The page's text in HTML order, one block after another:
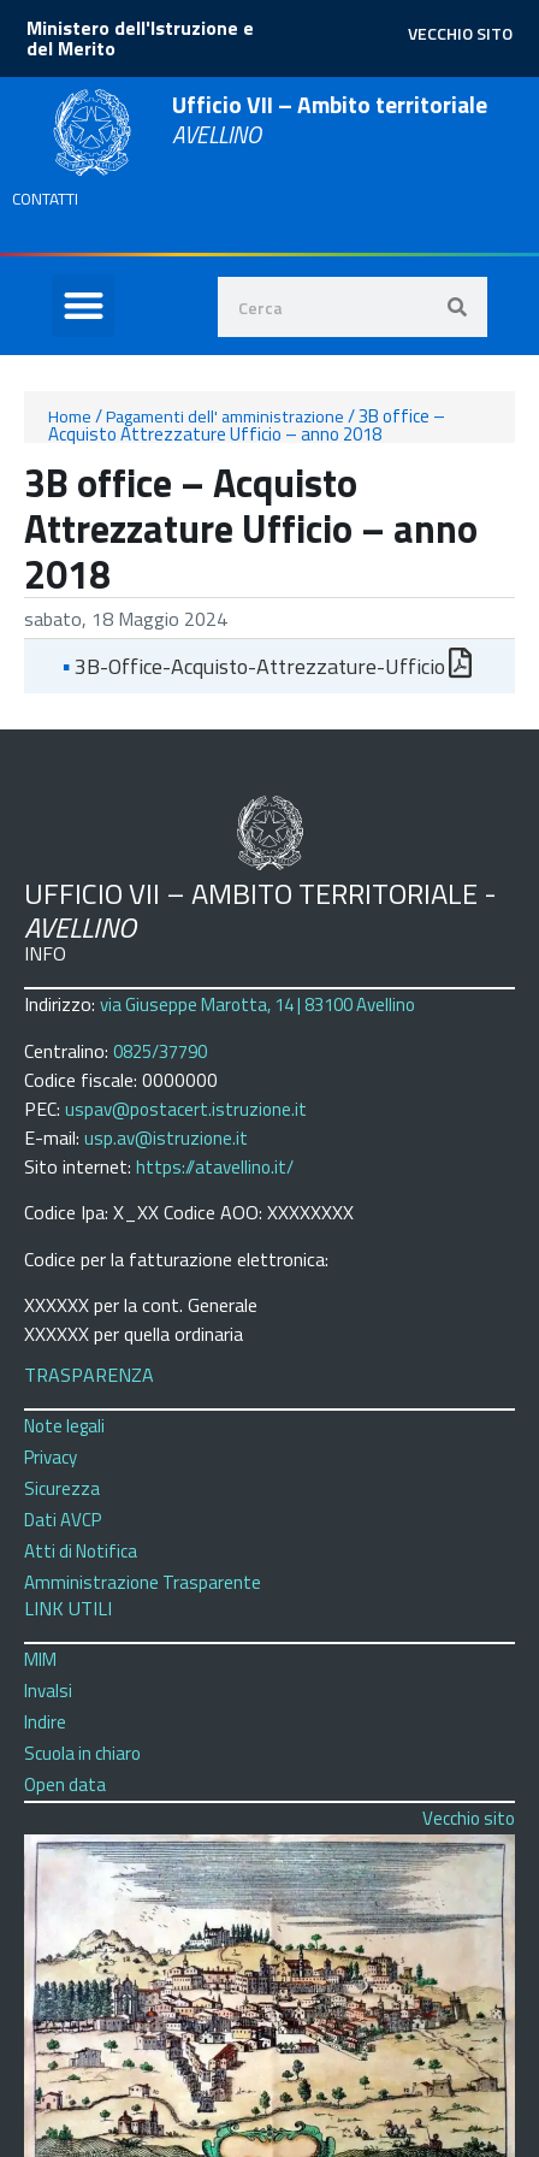
VECCHIO SITO
Ministero dell'Istruzione e
del Merito
Ufficio VII – Ambito territoriale
AVELLINO
CONTATTI
Home/Pagamenti dell' amministrazione/3B office –
Acquisto Attrezzature Ufficio – anno 2018
3B office – Acquisto
Attrezzature Ufficio – anno
2018
sabato, 18 Maggio 2024
▪3B-Office-Acquisto-Attrezzature-Ufficio
UFFICIO VII – AMBITO TERRITORIALE -
AVELLINO
INFO
Indirizzo: via Giuseppe Marotta, 14 | 83100 Avellino
Centralino: 0825/37790
Codice fiscale: 0000000
PEC: uspav@postacert.istruzione.it
E-mail: usp.av@istruzione.it
Sito internet: https://atavellino.it/
Codice Ipa: X_XX Codice AOO: XXXXXXXX
Codice per la fatturazione elettronica:
XXXXXX per la cont. Generale
XXXXXX per quella ordinaria
TRASPARENZA
Note legali
Privacy
Sicurezza
Dati AVCP
Atti di Notifica
Amministrazione Trasparente
LINK UTILI
MIM
Invalsi
Indire
Scuola in chiaro
Open data
Vecchio sito